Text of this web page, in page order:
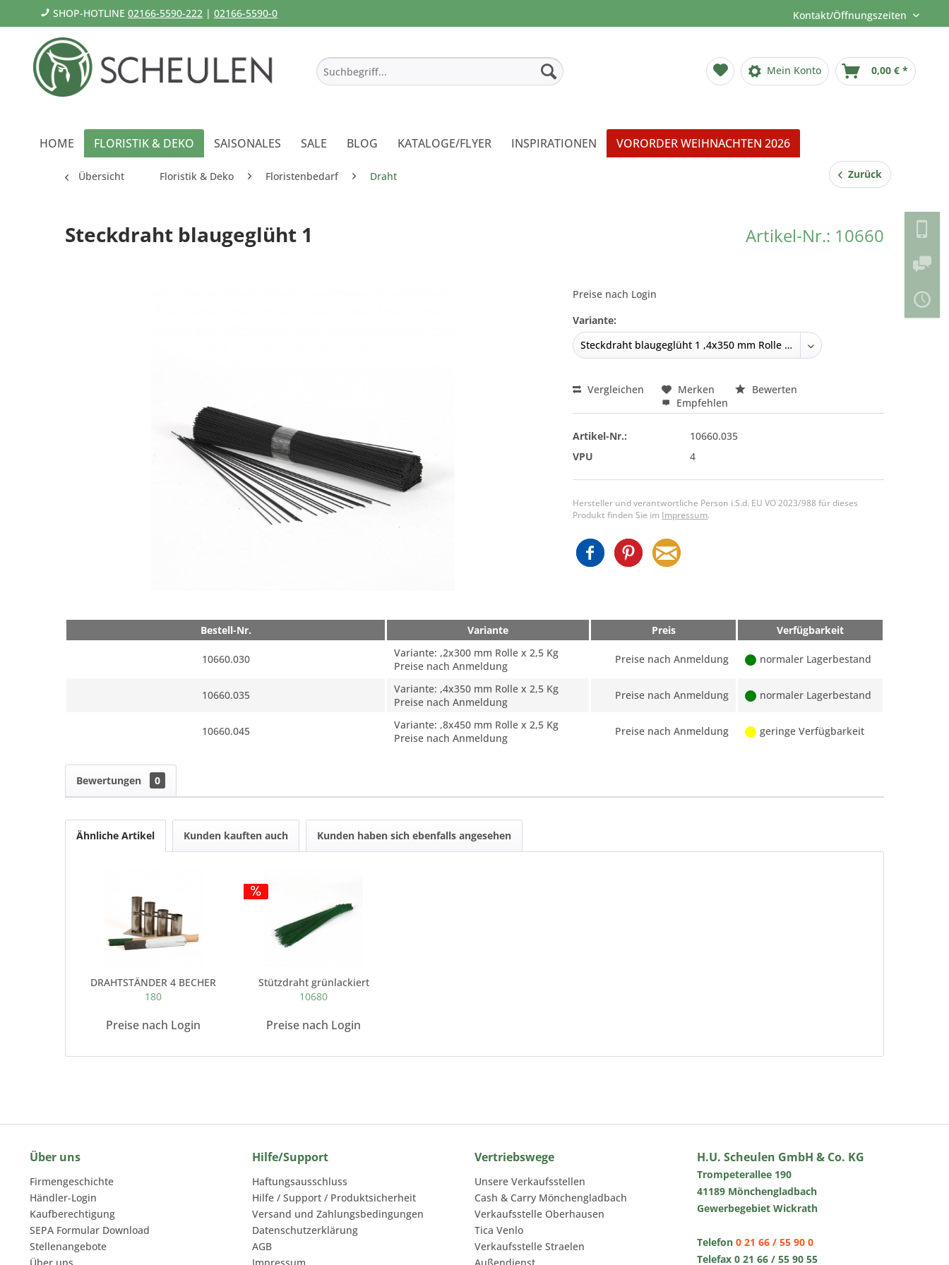
SHOP-HOTLINE 02166-5590-222 | 02166-5590-0 Kontakt/Öffnungszeiten
Mein Konto 0,00 € *
HOME FLORISTIK & DEKO SAISONALES SALE BLOG KATALOGE/FLYER INSPIRATIONEN VORORDER WEIHNACHTEN 2026
Übersicht Floristik & Deko Floristenbedarf Draht Zurück
Artikel-Nr.: 10660
Steckdraht blaugeglüht 1
Preise nach Login
Variante:
Vergleichen Merken
Bewerten
Empfehlen
Artikel-Nr.:
10660.035
VPU
4
Hersteller und verantwortliche Person i.S.d. EU VO 2023/988 für dieses
Produkt finden Sie im Impressum.
Bestell-Nr. Variante Preis Verfügbarkeit
10660.030
Variante: ,2x300 mm Rolle x 2,5 Kg
Preise nach Anmeldung
Preise nach Anmeldung normaler Lagerbestand
10660.035
Variante: ,4x350 mm Rolle x 2,5 Kg
Preise nach Anmeldung
Preise nach Anmeldung normaler Lagerbestand
10660.045
Variante: ,8x450 mm Rolle x 2,5 Kg
Preise nach Anmeldung
Preise nach Anmeldung geringe Verfügbarkeit
Bewertungen 0
Ähnliche Artikel Kunden kauften auch Kunden haben sich ebenfalls angesehen
DRAHTSTÄNDER 4 BECHER
180
Preise nach Login
Stützdraht grünlackiert
10680
Preise nach Login
Über uns
Firmengeschichte
Händler-Login
Kaufberechtigung
SEPA Formular Download
Stellenangebote
Hilfe/Support
Haftungsausschluss
Hilfe / Support / Produktsicherheit
Versand und Zahlungsbedingungen
Datenschutzerklärung
AGB
Vertriebswege
Unsere Verkaufsstellen
Cash & Carry Mönchengladbach
Verkaufsstelle Oberhausen
Tica Venlo
Verkaufsstelle Straelen
H.U. Scheulen GmbH & Co. KG
Trompeterallee 190
41189 Mönchengladbach
Gewerbegebiet Wickrath
Telefon 0 21 66 / 55 90 0
Telefax 0 21 66 / 55 90 55